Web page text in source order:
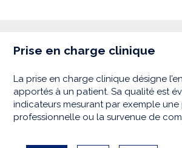
Prise en charge clinique
La prise en charge clinique désigne
apportés à un patient. Sa qualité est
indicateurs mesurant par exemple
professionnelle ou la survenue de